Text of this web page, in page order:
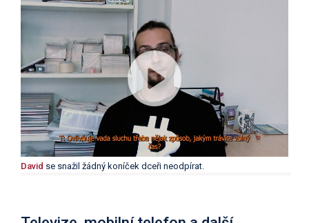
David se snažil žádný koníček dceři neodpírat.